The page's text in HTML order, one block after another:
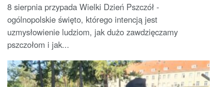
8 sierpnia przypada Wielki Dzień Pszczół -
ogólnopolskie święto, którego intencją jest
uzmysłowienie ludziom, jak dużo zawdzięczamy
pszczołom i jak...